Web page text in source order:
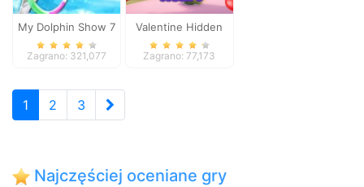
My Dolphin Show 7
Zagrano: 321,077
Valentine Hidden
Heart
Zagrano: 77,173
1 2 3
Najczęściej oceniane gry